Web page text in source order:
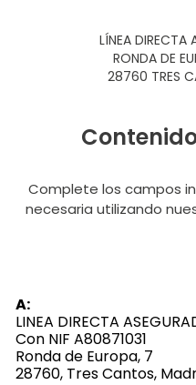
LÍNEA DIRECTA
RONDA DE
28760 TRES
Complete los campos
necesaria utilizando
A:
LINEA DIRECTA
Con NIF A80871031
Ronda de Europa, 7
28760, Tres Cantos,